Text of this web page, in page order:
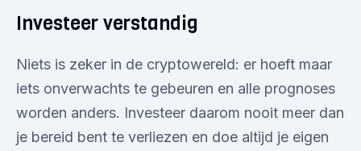
Investeer verstandig
Niets is zeker in de cryptowereld: er hoeft maar
iets onverwachts te gebeuren en alle prognoses
worden anders. Investeer daarom nooit meer dan
je bereid bent te verliezen en doe altijd je eigen